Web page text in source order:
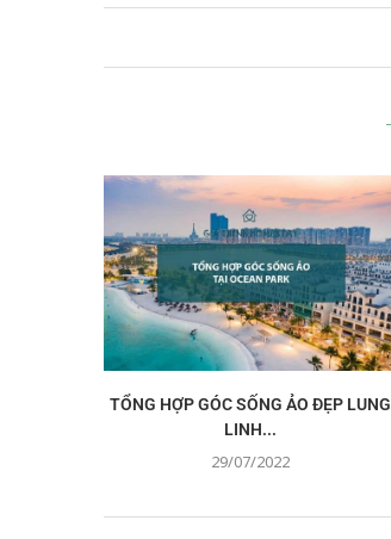
TỔNG HỢP GÓC SỐNG ẢO ĐẸP LUNG
LINH...
29/07/2022